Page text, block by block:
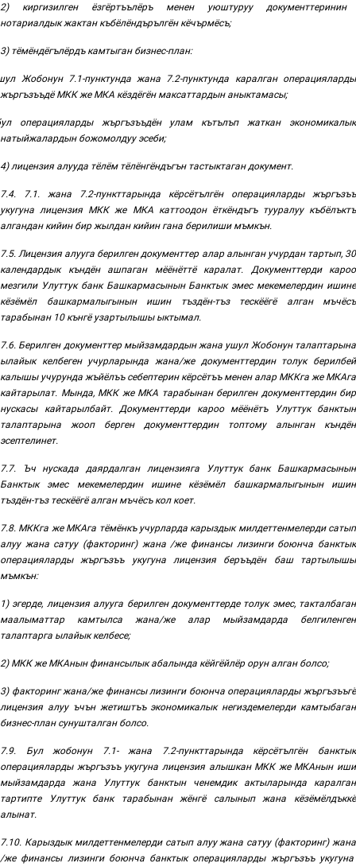
2) киргизилген ёзгёртъълёръ менен уюштуруу документтеринин
нотариалдык жактан къбёлёндърългён кёчърмёсъ;
3) тёмёндёгълёрдъ камтыган бизнес-план:
Жобонун 7.1-пунктунда жана 7.2-пунктунда каралган операцияларды
жъргъзъъдё МКК же МКА кёздёгён максаттардын аныктамасы;
операцияларды жъргъзъъдён улам кътълъп жаткан экономикалык
натыйжалардын божомолдуу эсеби;
4)лицензия алууда тёлём тёлёнгёндъгън тастыктаган документ.
7.4. 7.1. жана 7.2-пункттарында кёрсётългён операцияларды жъргъзъъ
укугуна лицензия МКК же МКА каттоодон ёткёндъгъ тууралуу къбёлъктъ
алгандан кийин бир жылдан кийин гана берилиши мъмкън.
7.5. Лицензия алууга берилген документтер алар алынган учурдан тартып, 30
календардык къндён ашпаган мёёнёттё каралат. Документтерди кароо
мезгили Улуттук банк Башкармасынын Банктык эмес мекемелердин ишине
кёзёмёл башкармалыгынын ишин тъздён-тъз тескёёгё алган мъчёсъ
тарабынан 10 кънгё узартылышы ыктымал.
7.6. Берилген документтер мыйзамдардын жана ушул Жобонун талаптарына
ылайык келбеген учурларында жана/же документтердин толук берилбей
калышы учурунда жъйёлъъ себептерин кёрсётъъ менен алар МККга же МКАга
кайтарылат. Мында, МКК же МКА тарабынан берилген документтердин бир
нускасы кайтарылбайт. Документтерди кароо мёёнётъ Улуттук банктын
талаптарына жооп берген документтердин топтому алынган къндён
эсептелинет.
7.7. Ъч нускада даярдалган лицензияга
Улуттук банк Башкармасынын
Банктык эмес мекемелердин ишине кёзёмёл башкармалыгынын ишин
тъздён-тъз тескёёгё алган мъчёсъ кол коет.
7.8. МККга же МКАга тёмёнкъ учурларда карыздык милдеттенмелерди сатып
алуу жана сатуу (факторинг) жана /же финансы лизинги боюнча банктык
операцияларды жъргъзъъ укугуна
лицензия беръъдён баш тартылышы
мъмкън:
1) эгерде, лицензия алууга берилген документтерде толук эмес, такталбаган
маалыматтар камтылса жана/же алар мыйзамдарда белгиленген
талаптарга ылайык келбесе;
2) МКК же МКАнын финансылык абалында кёйгёйлёр орун алган болсо;
3) факторинг жана/же финансы лизинги боюнча операцияларды жъргъзъъгё
лицензия алуу ъчън жетиштъъ экономикалык негиздемелерди камтыбаган
бизнес-план сунушталган болсо.
7.9. Бул жобонун 7.1-жана 7.2-пункттарында кёрсётългён банктык
операцияларды жъргъзъъ укугуна лицензия алышкан МКК же МКАнын иши
мыйзамдарда жана Улуттук банктын ченемдик актыларында каралган
тартипте Улуттук банк тарабынан жёнгё салынып жана кёзёмёлдъккё
алынат.
7.10. Карыздык милдеттенмелерди сатып алуу жана сатуу(факторинг) жана
/же финансы лизинги боюнча банктык операцияларды жъргъзъъ укугуна